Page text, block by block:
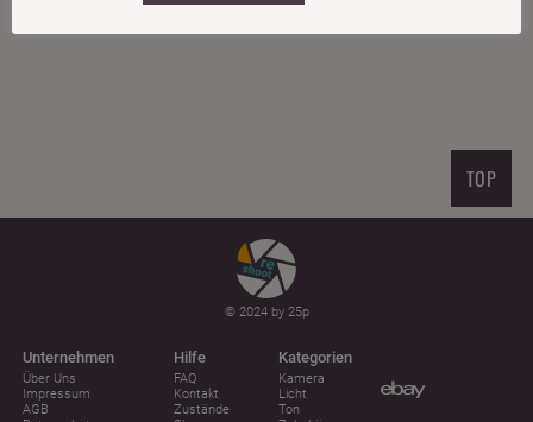
SCHLAGWORT: BOOM HEAD
TOP
© 2024 by 25p
Unternehmen
Über Uns
Impressum
AGB
Hilfe
FAQ
Kontakt
Zustände
Kategorien
Kamera
Licht
Ton